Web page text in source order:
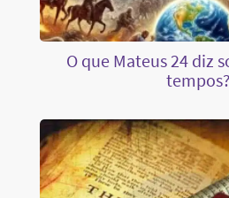
O que Mateus 24 diz
tempos?